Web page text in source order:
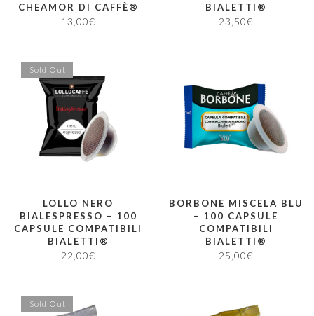
CHEAMOR DI CAFFÈ®
13,00€
BIALETTI®
23,50€
Sold Out
LOLLO NERO
BIALESPRESSO – 100
CAPSULE COMPATIBILI
BIALETTI®
22,00€
BORBONE MISCELA BLU
– 100 CAPSULE
COMPATIBILI
BIALETTI®
25,00€
Sold Out